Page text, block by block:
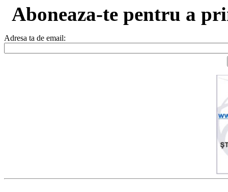
Aboneaza-te pentru a
Adresa ta de email: